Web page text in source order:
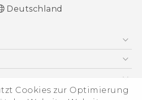
Cookies zur Optimierung
Bestimmungen
- Quick start guide
- User manual
Deutschland